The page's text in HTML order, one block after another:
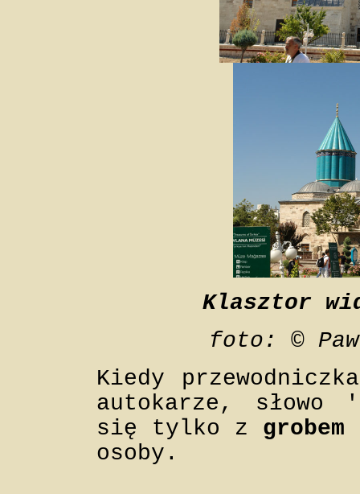
Klasztor
foto: ©
Kiedy
autokarze, słowo
się tylko z grobem
osoby.